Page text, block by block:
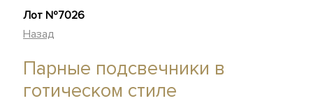
Лот №7026
Назад
Парные подсвечники в
готическом стиле